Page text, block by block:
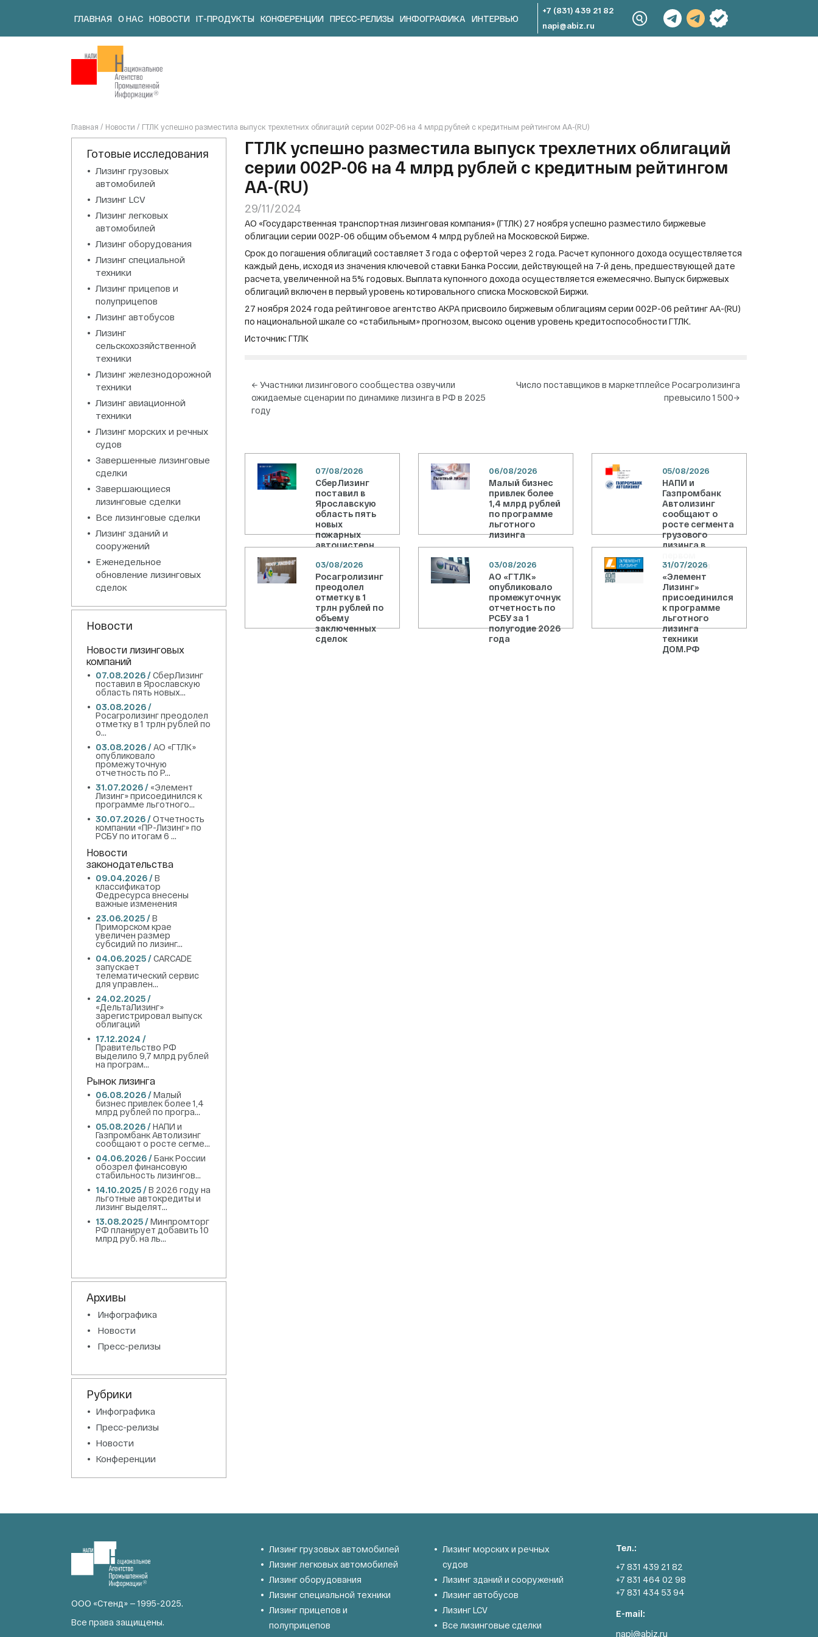
ГЛАВНАЯ О НАС НОВОСТИ IT-ПРОДУКТЫ КОНФЕРЕНЦИИ ПРЕСС-РЕЛИЗЫ ИНФОГРАФИКА ИНТЕРВЬЮ
+7 (831) 439 21 82
napi@abiz.ru
Главная / Новости / ГТЛК успешно разместила выпуск трехлетних облигаций серии 002P-06 на 4 млрд рублей с кредитным рейтингом АА-(RU)
ГТЛК успешно разместила выпуск трехлетних облигаций
серии 002P-06 на 4 млрд рублей с кредитным рейтингом
АА-(RU)
29/11/2024
АО «Государственная транспортная лизинговая компания» (ГТЛК) 27 ноября успешно разместило биржевые
облигации серии 002P-06 общим объемом 4 млрд рублей на Московской Бирже.
Срок до погашения облигаций составляет 3 года с офертой через 2 года. Расчет купонного дохода осуществляется
каждый день, исходя из значения ключевой ставки Банка России, действующей на 7-й день, предшествующей дате
расчета, увеличенной на 5% годовых. Выплата купонного дохода осуществляется ежемесячно. Выпуск биржевых
облигаций включен в первый уровень котировального списка Московской Биржи.
27 ноября 2024 года рейтинговое агентство АКРА присвоило биржевым облигациям серии 002P-06 рейтинг АА-(RU)
по национальной шкале со «стабильным» прогнозом, высоко оценив уровень кредитоспособности ГТЛК.
Источник: ГТЛК
Навигация
по
записям
← Участники лизингового сообщества озвучили
ожидаемые сценарии по динамике лизинга в РФ в 2025
году
Число поставщиков в маркетплейсе Росагролизинга
превысило 1 500→
07/08/2026
СберЛизинг
поставил в
Ярославскую
область пять
новых
пожарных
автоцистерн
06/08/2026
Малый бизнес
привлек более
1,4 млрд рублей
по программе
льготного
лизинга
05/08/2026
НАПИ и
Газпромбанк
Автолизинг
сообщают о
росте сегмента
грузового
лизинга в
полугодии
03/08/2026
Росагролизинг
преодолел
отметку в 1
трлн рублей по
объему
заключенных
сделок
03/08/2026
АО «ГТЛК»
опубликовало
промежуточную
отчетность по
РСБУ за 1
полугодие 2026
года
31/07/2026
«Элемент
Лизинг»
присоединился
к программе
льготного
лизинга
техники
ДОМ.РФ
Готовые исследования
Лизинг грузовых
автомобилей
Лизинг LCV
Лизинг легковых
автомобилей
Лизинг оборудования
Лизинг специальной
техники
Лизинг прицепов и
полуприцепов
Лизинг автобусов
Лизинг
сельскохозяйственной
техники
Лизинг железнодорожной
техники
Лизинг авиационной
техники
Лизинг морских и речных
судов
Завершенные лизинговые
сделки
Завершающиеся
лизинговые сделки
Все лизинговые сделки
Лизинг зданий и
сооружений
Еженедельное
обновление лизинговых
сделок
Новости
Новости лизинговых
компаний
07.08.2026 /СберЛизинг
поставил в Ярославскую
область пять новых...
03.08.2026 /
Росагролизинг преодолел
отметку в 1 трлн рублей по
о...
03.08.2026 /АО «ГТЛК»
опубликовало
промежуточную
отчетность по Р...
31.07.2026 / «Элемент
Лизинг» присоединился к
программе льготного...
30.07.2026 /Отчетность
компании «ПР-Лизинг» по
РСБУ по итогам 6 ...
Новости
законодательства
09.04.2026 /В
классификатор
Федресурса внесены
важные изменения
23.06.2025 /В
Приморском крае
увеличен размер
субсидий по лизинг...
04.06.2025 /CARCADE
запускает
телематический сервис
для управлен...
24.02.2025 /
«ДельтаЛизинг»
зарегистрировал выпуск
облигаций
17.12.2024 /
Правительство РФ
выделило 9,7 млрд рублей
на програм...
Рынок лизинга
06.08.2026 /Малый
бизнес привлек более 1,4
млрд рублей по програ...
05.08.2026 /НАПИ и
Газпромбанк Автолизинг
сообщают о росте сегме...
04.06.2026 /Банк России
обозрел финансовую
стабильность лизингов...
14.10.2025 /В 2026 году на
льготные автокредиты и
лизинг выделят...
13.08.2025 /Минпромторг
РФ планирует добавить 10
млрд руб. на ль...
Архивы
Инфографика
Новости
Пресс-релизы
Рубрики
Инфографика
Пресс-релизы
Новости
Конференции
ООО «Стенд» — 1995-2025.
Все права защищены.
Лизинг грузовых автомобилей
Лизинг легковых автомобилей
Лизинг оборудования
Лизинг специальной техники
Лизинг прицепов и
полуприцепов
Лизинг морских и речных
судов
Лизинг зданий и сооружений
Лизинг автобусов
Лизинг LCV
Все лизинговые сделки
Тел.:
+7 831 439 21 82
+7 831 464 02 98
+7 831 434 53 94
E-mail:
napi@abiz.ru